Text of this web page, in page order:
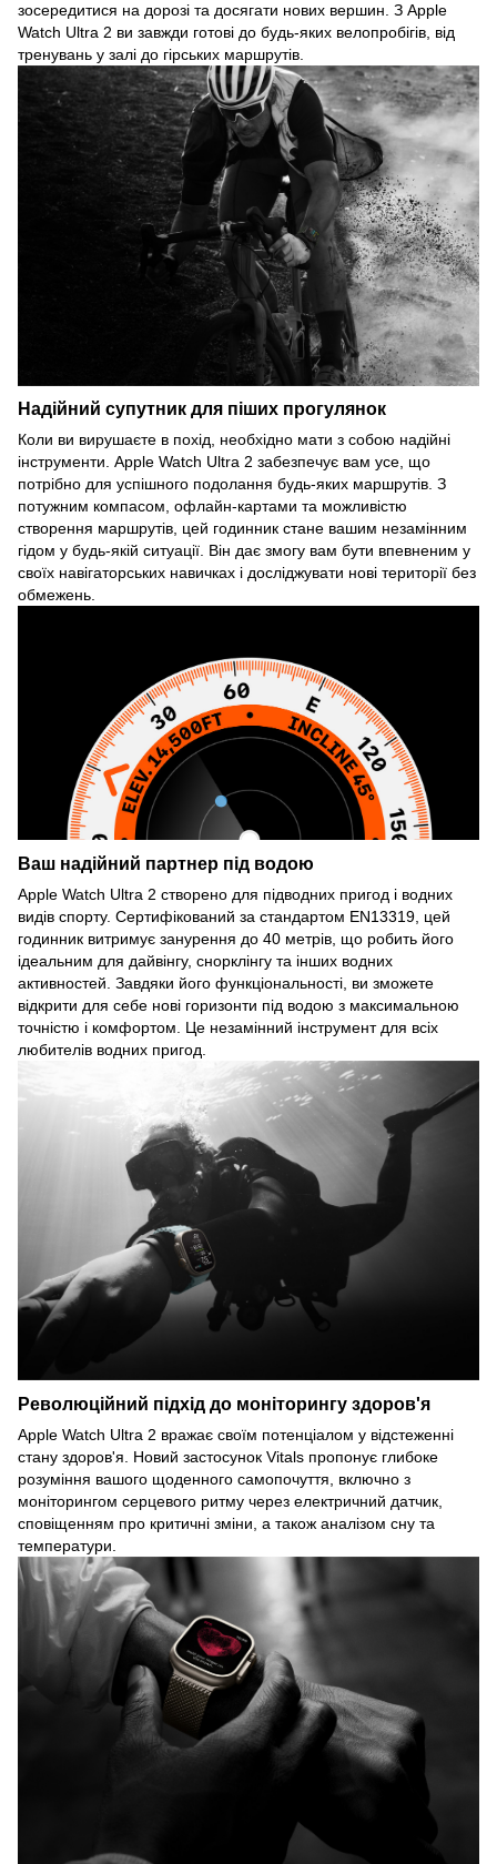
зосередитися на дорозі та досягати нових вершин. З Apple
Watch Ultra 2 ви завжди готові до будь-яких велопробігів, від
тренувань у залі до гірських маршрутів.
Надійний супутник для піших прогулянок
Коли ви вирушаєте в похід, необхідно мати з собою надійні
інструменти. Apple Watch Ultra 2 забезпечує вам усе, що
потрібно для успішного подолання будь-яких маршрутів. З
потужним компасом, офлайн-картами та можливістю
створення маршрутів, цей годинник стане вашим незамінним
гідом у будь-якій ситуації. Він дає змогу вам бути впевненим у
своїх навігаторських навичках і досліджувати нові території без
обмежень.
Ваш надійний партнер під водою
Apple Watch Ultra 2 створено для підводних пригод і водних
видів спорту. Сертифікований за стандартом EN13319, цей
годинник витримує занурення до 40 метрів, що робить його
ідеальним для дайвінгу, снорклінгу та інших водних
активностей. Завдяки його функціональності, ви зможете
відкрити для себе нові горизонти під водою з максимальною
точністю і комфортом. Це незамінний інструмент для всіх
любителів водних пригод.
Революційний підхід до моніторингу здоров'я
Apple Watch Ultra 2 вражає своїм потенціалом у відстеженні
стану здоров'я. Новий застосунок Vitals пропонує глибоке
розуміння вашого щоденного самопочуття, включно з
моніторингом серцевого ритму через електричний датчик,
сповіщенням про критичні зміни, а також аналізом сну та
температури.